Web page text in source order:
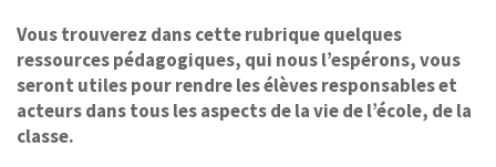
Vous trouverez dans cette rubrique quelques
ressources pédagogiques, qui nous l’espérons, vous
seront utiles pour rendre les élèves responsables et
acteurs dans tous les aspects de la vie de l’école, de la
classe.